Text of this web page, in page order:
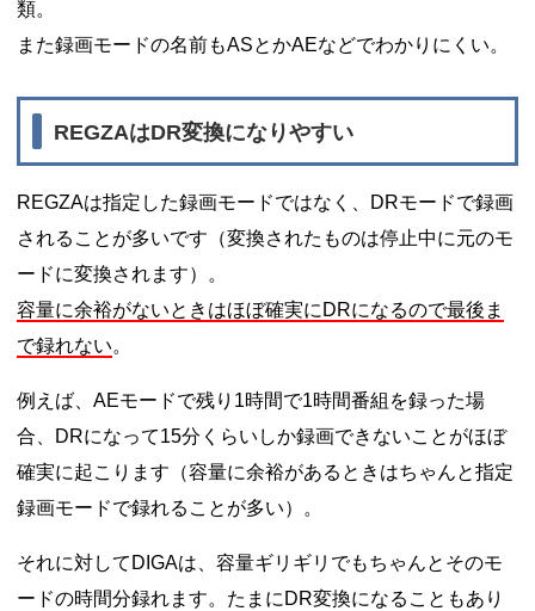
類。
また録画モードの名前もASとかAEなどでわかりにくい。
REGZAはDR変換になりやすい
REGZAは指定した録画モードではなく、DRモードで録画
されることが多いです（変換されたものは停止中に元のモ
ードに変換されます）。
容量に余裕がないときはほぼ確実にDRになるので最後ま
で録れない。
例えば、AEモードで残り1時間で1時間番組を録った場
合、DRになって15分くらいしか録画できないことがほぼ
確実に起こります（容量に余裕があるときはちゃんと指定
録画モードで録れることが多い）。
それに対してDIGAは、容量ギリギリでもちゃんとそのモ
ードの時間分録れます。たまにDR変換になることもあり